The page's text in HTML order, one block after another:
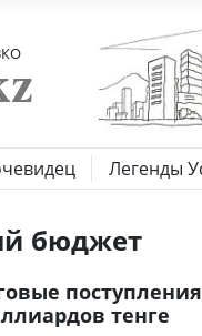
Легенды
бюджет
тенге